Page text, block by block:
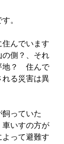
。
んでいます
側？、それ
？　住んで
る災害は異
っていた
いすの方が
って避難す